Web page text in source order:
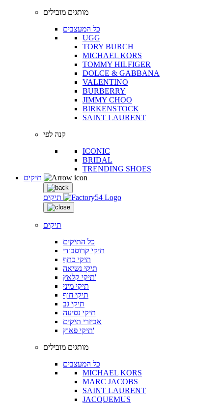
מותגים מובילים
כל המעצבים
UGG
TORY BURCH
MICHAEL KORS
TOMMY HILFIGER
DOLCE & GABBANA
VALENTINO
BURBERRY
JIMMY CHOO
BIRKENSTOCK
SAINT LAURENT
קנה לפי
ICONIC
BRIDAL
TRENDING SHOES
תיקים
תיקים
כל התיקים
תיקי קרוסבודי
תיקי כתף
תיקי נשיאה
תיקי קלאץ'
תיקי מיני
תיקי חוף
תיקי גב
תיקי נסיעה
אביזרי תיקים
תיקי פאוץ'
מותגים מובילים
כל המעצבים
MICHAEL KORS
MARC JACOBS
SAINT LAURENT
JACQUEMUS